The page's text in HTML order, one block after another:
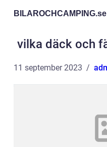
BILAROCHCAMPING.se
vilka däck och
11 september 2023